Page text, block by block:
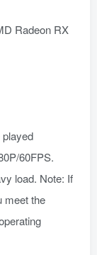
Radeon RX
60FPS.
load. Note: If
meet the